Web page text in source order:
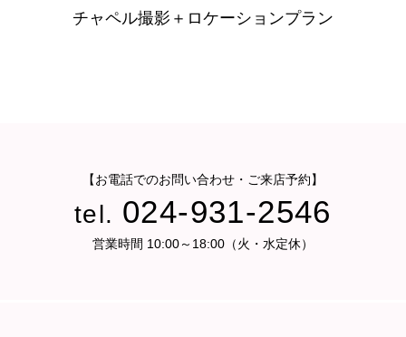
チャペル撮影＋ロケーションプラン
【お電話でのお問い合わせ・ご来店予約】
tel. 024-931-2546
営業時間 10:00～18:00（火・水定休）